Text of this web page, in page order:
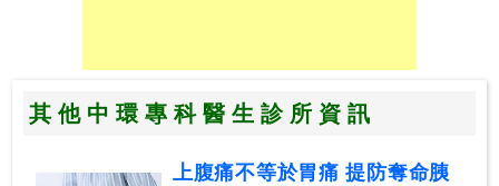
其他中環專科醫生診所資訊
上腹痛不等於胃痛 提防奪命胰